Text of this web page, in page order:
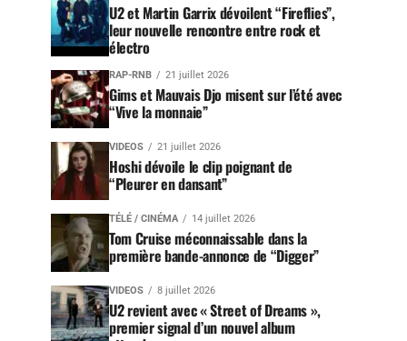
U2 et Martin Garrix dévoilent “Fireflies”,
leur nouvelle rencontre entre rock et
électro
RAP-RNB 21 juillet 2026
Gims et Mauvais Djo misent sur l’été avec
“Vive la monnaie”
VIDEOS 21 juillet 2026
Hoshi dévoile le clip poignant de
“Pleurer en dansant”
TÉLÉ / CINÉMA 14 juillet 2026
Tom Cruise méconnaissable dans la
première bande-annonce de “Digger”
VIDEOS 8 juillet 2026
U2 revient avec « Street of Dreams »,
premier signal d’un nouvel album